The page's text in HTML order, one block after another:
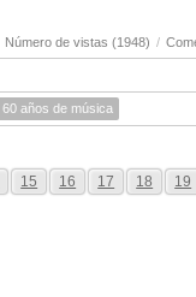
Número de vistas (1948) /
60 años de música
15 16 17 18 19